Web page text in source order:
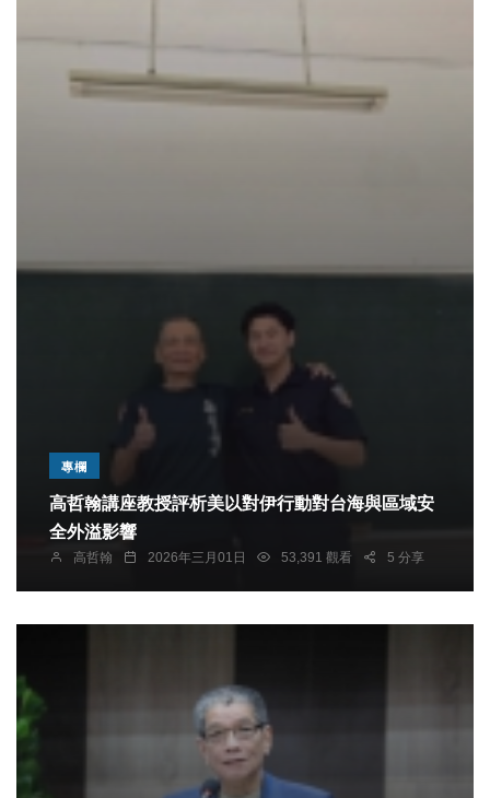
專欄
高哲翰講座教授評析美以對伊行動對台海與區域安
全外溢影響
高哲翰 2026年三月01日 53,391 觀看 5 分享